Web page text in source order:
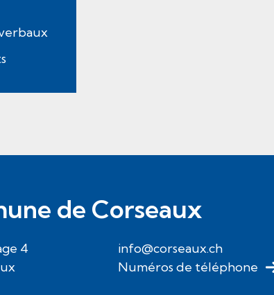
de Corseaux
4
info@corseaux.ch
Numéros de téléphone